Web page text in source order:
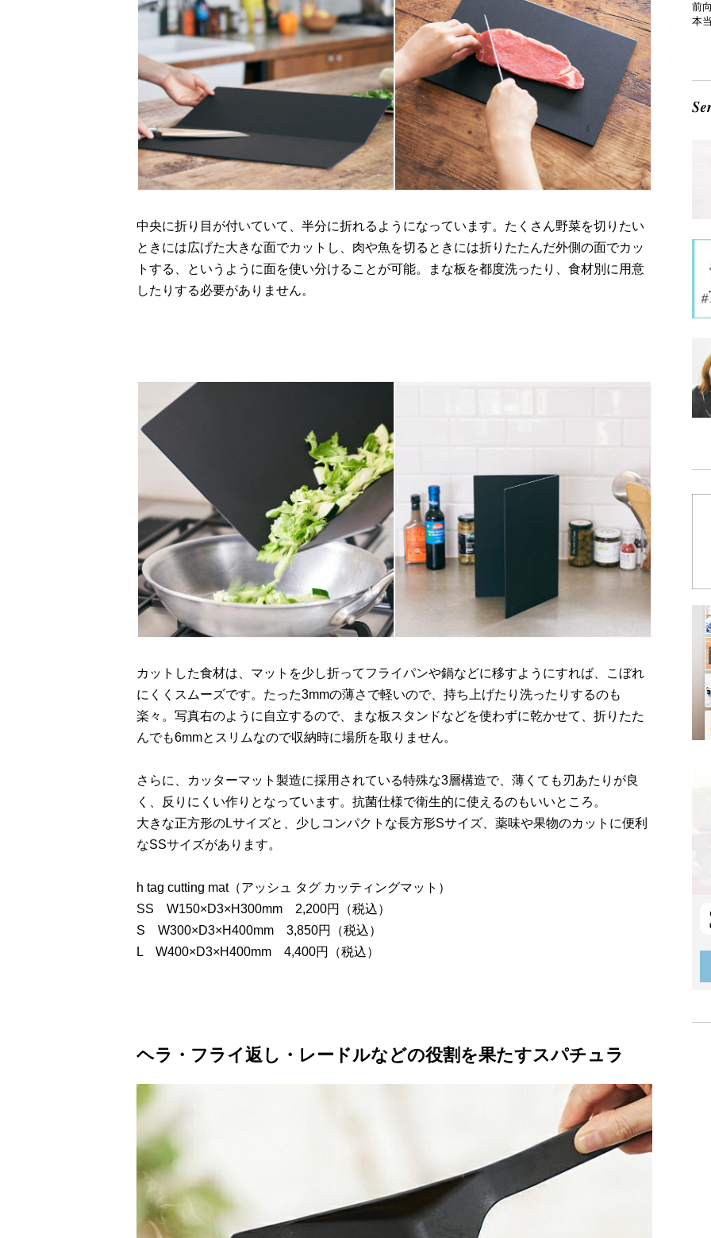
中央に折り目が付いていて、半分に折れるようになっています。たくさん野菜を切りたい
ときには広げた大きな面でカットし、肉や魚を切るときには折りたたんだ外側の面でカッ
トする、というように面を使い分けることが可能。まな板を都度洗ったり、食材別に用意
したりする必要がありません。
カットした食材は、マットを少し折ってフライパンや鍋などに移すようにすれば、こぼれ
にくくスムーズです。たった3mmの薄さで軽いので、持ち上げたり洗ったりするのも
楽々。写真右のように自立するので、まな板スタンドなどを使わずに乾かせて、折りたた
んでも6mmとスリムなので収納時に場所を取りません。
さらに、カッターマット製造に採用されている特殊な3層構造で、薄くても刃あたりが良
く、反りにくい作りとなっています。抗菌仕様で衛生的に使えるのもいいところ。
大きな正方形のLサイズと、少しコンパクトな長方形Sサイズ、薬味や果物のカットに便利
なSSサイズがあります。
h tag cutting mat（アッシュ タグ カッティングマット）
SS W150×D3×H300mm 2,200円（税込）
S W300×D3×H400mm 3,850円（税込）
L W400×D3×H400mm 4,400円（税込）
ヘラ・フライ返し・レードルなどの役割を果たすスパチュラ
前
本